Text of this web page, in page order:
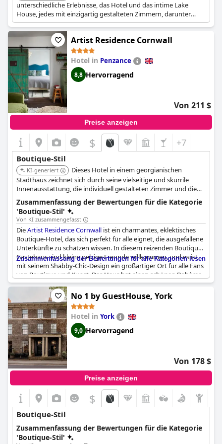
unterschiedliche Erlebnisse, das Hotel und das intime Lake
House, jedes mit einzigartig gestalteten Zimmern, darunter
einige mit privaten Whirlpools und Spa-Einrichtungen. Es bietet
einen hochgradig personalisierten Service, verfügt über ein
Michelin-Stern-Restaurant und bietet einzigartige Details wie
ansässige Alpakas.
Artist Residence Cornwall
Hotel in Penzance
8,8 Hervorragend
Von 211 $
Preise anzeigen
$ +7
Boutique-Stil
KI-generiert
Dieses Hotel in einem georgianischen
Stadthaus zeichnet sich durch seine vielseitige und skurrile
Innenausstattung, die individuell gestalteten Zimmer und die
lebendige Kunstsammlung aus. Es bietet eine einzigartige und
stilvolle Basis für die Erkundung von Penzance und der lokalen
Kunstszene.
Zusammenfassung der Bewertungen für die Kategorie
'Boutique-Stil'
Von KI zusammengefasst
DieArtist Residence Cornwall ist ein charmantes, eklektisches
Boutique-Hotel, das sich perfekt für alle eignet, die ausgefallene
Unterkünfte zu schätzen wissen. In diesem reizenden Boutique-
Gästehaus sind kleine pelzige Freunde willkommen, und es ist
mit seinem Shabby-Chic-Design ein großartiger Ort für alle Fans
von Boutique und Kunst. Das Haus hat einen schönen Bohème-
Look und verströmt eine super schrullige Atmosphäre. Mit
seinen komfortablen und gut gelegenen Annehmlichkeiten
verspricht dieses gemütliche kleine Hotel einen unvergesslichen
Aufenthalt. Alles in allem ist es der perfekte Ort für alle, die an
einem wirklich einzigartigen und schönen Ort übernachten
möchten.
Zusammenfassung der Bewertungen für alle Kategorien lesen
No 1 by GuestHouse, York
Hotel in York
9,0 Hervorragend
Von 178 $
Preise anzeigen
$
Boutique-Stil
Zusammenfassung der Bewertungen für die Kategorie
'Boutique-Stil'